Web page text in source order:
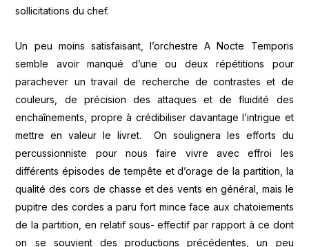
sollicitations du chef.
Un peu moins satisfaisant, l’orchestre A Nocte Temporis
semble avoir manqué d’une ou deux répétitions pour
parachever un travail de recherche de contrastes et de
couleurs, de précision des attaques et de fluidité des
enchaînements, propre à crédibiliser davantage l’intrigue et
mettre en valeur le livret. On soulignera les efforts du
percussionniste pour nous faire vivre avec effroi les
différents épisodes de tempête et d’orage de la partition, la
qualité des cors de chasse et des vents en général, mais le
pupitre des cordes a paru fort mince face aux chatoiements
de la partition, en relatif sous- effectif par rapport à ce dont
on se souvient des productions précédentes, un peu